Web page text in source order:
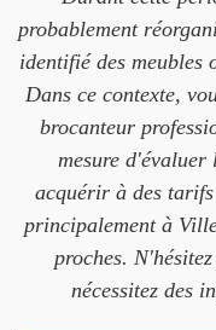
probablement
identifié des meubles
Dans ce contexte,
brocanteur
mesure d'évaluer
acquérir à des
principalement à
proches.
nécessitez des